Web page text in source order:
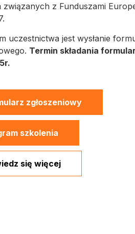
związanych z Funduszami
uczestnictwa jest wysłanie
Termin składania
zgłoszeniowy
szkolenia
się więcej